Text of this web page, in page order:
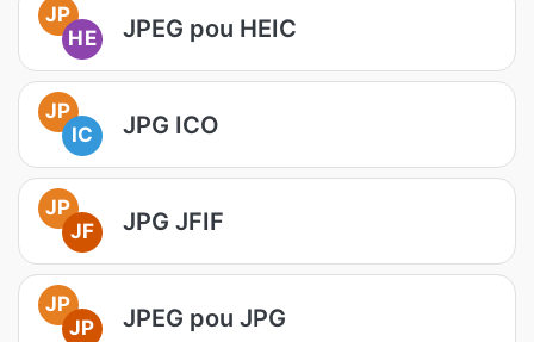
JP
HE
JPEG pou HEIC
JP
IC
JPG ICO
JP
JF
JPG JFIF
JP
JP
JPEG pou JPG